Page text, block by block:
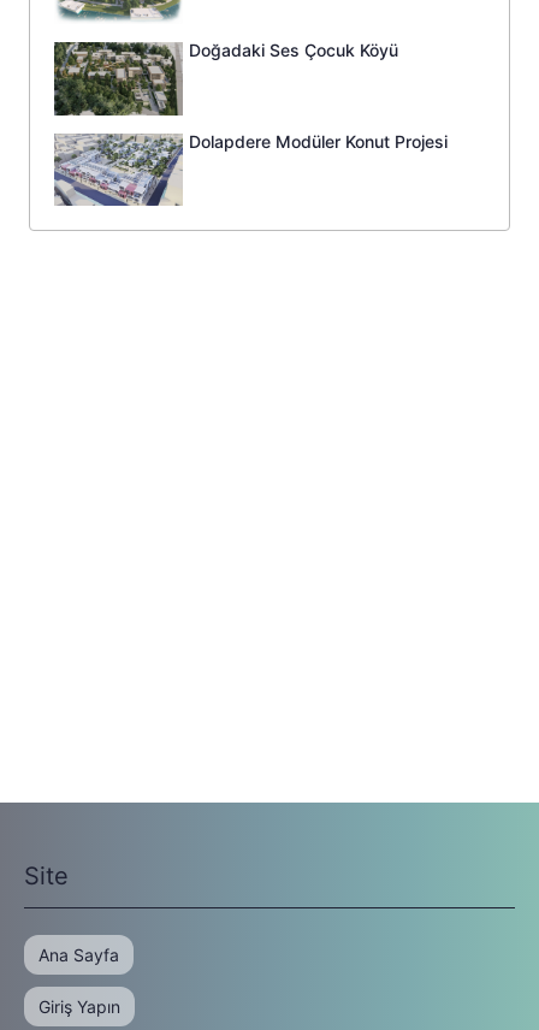
Doğadaki Ses Çocuk Köyü
Dolapdere Modüler Konut Projesi
Site
Ana Sayfa
Giriş Yapın